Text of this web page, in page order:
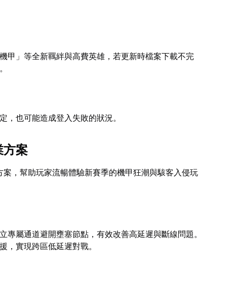
甲」等全新羈絆與高費英雄，若更新時檔案下載不完
，也可能造成登入失敗的狀況。
方案
案，幫助玩家流暢體驗新賽季的機甲狂潮與駭客入侵玩
專屬通道避開壅塞節點，有效改善高延遲與斷線問題。
，實現跨區低延遲對戰。